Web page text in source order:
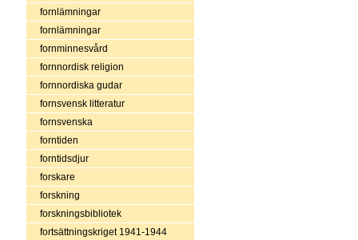
fornlämningar
fornlämningar
fornminnesvård
fornnordisk religion
fornnordiska gudar
fornsvensk litteratur
fornsvenska
forntiden
forntidsdjur
forskare
forskning
forskningsbibliotek
fortsättningskriget 1941-1944